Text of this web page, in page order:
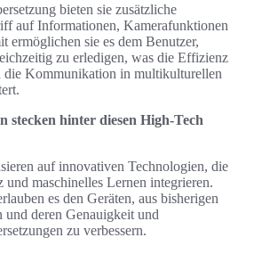
bieten sie zusätzliche
auf Informationen, Kamerafunktionen
ermöglichen sie es dem Benutzer,
zu erledigen, was die Effizienz
die Kommunikation in multikulturellen
stecken hinter diesen High-Tech
auf innovativen Technologien, die
maschinelles Lernen integrieren.
es den Geräten, aus bisherigen
und deren Genauigkeit und
zu verbessern.